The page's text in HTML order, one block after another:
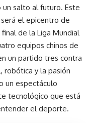
salto al futuro. Este
el epicentro de
finalde la Liga Mundial
equipos chinos de
un partido tres contra
robótica y la pasión
un espectáculo
tecnológico que está
el deporte.